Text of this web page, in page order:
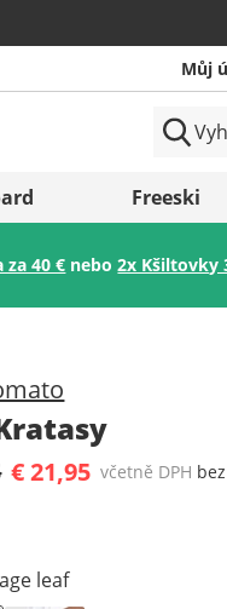
Uložit
Můj
Freeski
za 40 € nebo2x Kšiltovky
€ 21,95 včetně DPH
leaf